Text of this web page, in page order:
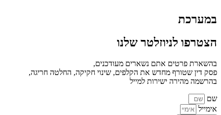
במערכת
הצטרפו לניוזלטר שלנו
בהשארת פרטים אתם נשארים מעודכנים,
פסק דין שטורף מחדש את הקלפים, שינוי חקיקה, החלטה חריגה,
בהרשמה מהירה ישירות למייל
שם
אימייל